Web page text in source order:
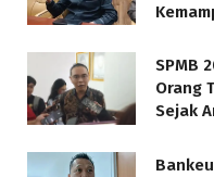
SPMB
Orang
Sejak